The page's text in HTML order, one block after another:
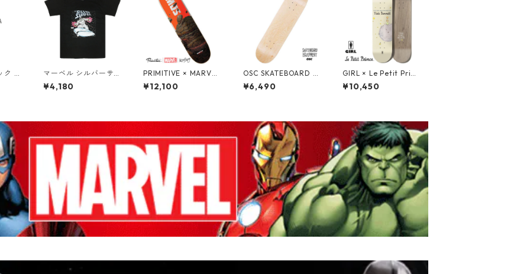
ク 1/
マーベル シルバーサー
ファー Vintage 90s
Reprint Tシャツ Silve
¥4,180
PRIMITIVE × MARVEL
× MOEBIUS TIAGO LE
MOS THE THING DEC
¥12,100
OSC SKATEBOARD E
QUIPMENT BLANK DE
CK スケートボード ブ
¥6,490
GIRL × Le Petit Princ
e Bennett Moon Plan
et Deck スケートボー
¥10,450